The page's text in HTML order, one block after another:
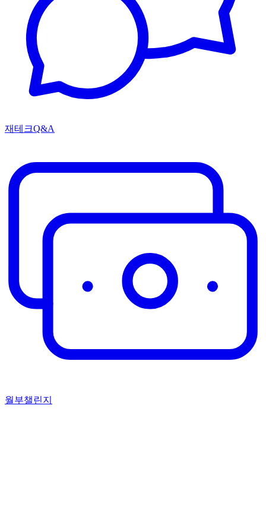
재테크Q&A
월부챌린지